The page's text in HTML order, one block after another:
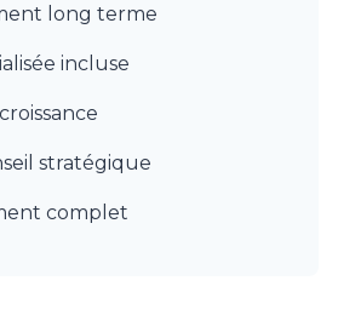
long terme
incluse
stratégique
complet